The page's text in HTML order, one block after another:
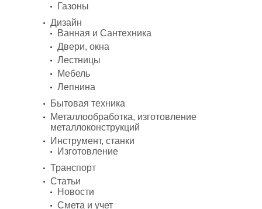
Газоны
Дизайн
Ванная и Сантехника
Двери, окна
Лестницы
Мебель
Лепнина
Бытовая техника
Металлообработка, изготовление
металлоконструкций
Инструмент, станки
Изготовление
Транспорт
Статьи
Новости
Смета и учет